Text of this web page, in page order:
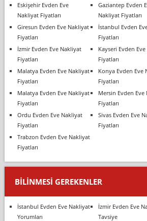
Eskişehir Evden Eve
Nakliyat Fiyatları
Gaziantep Evden
Nakliyat Fiyatları
Giresun Evden Eve Nakliyat
Fiyatları
İstanbul Evden
Fiyatları
İzmir Evden Eve Nakliyat
Fiyatları
Kayseri Evden
Fiyatları
Malatya Evden Eve Nakliyat
Fiyatları
Konya Evden Eve
Fiyatları
Malatya Evden Eve Nakliyat
Fiyatları
Mersin Evden Eve
Fiyatları
Ordu Evden Eve Nakliyat
Fiyatları
Sivas Evden Eve
Fiyatları
Trabzon Evden Eve Nakliyat
Fiyatları
BILINMESI GEREKENLER
İstanbul Evden Eve Nakliyat
Yorumları
İzmir Evden Eve
Tavsiye